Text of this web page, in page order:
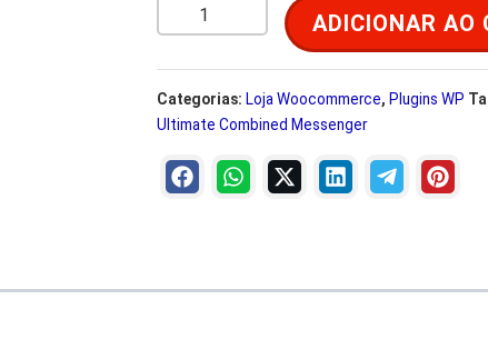
l
e
:
:
R
9
o
W
o
n
ADICIONAR AO
Categorias: Loja Woocommerce, Plugins WP
Ultimate Combined Messenger